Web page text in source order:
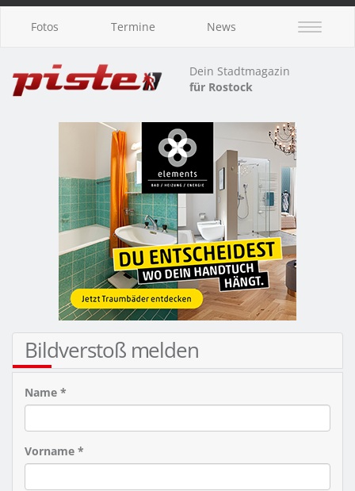
Fotos Termine News
Dein Stadtmagazin
für Rostock
Bildverstoß melden
Name *
Vorname *